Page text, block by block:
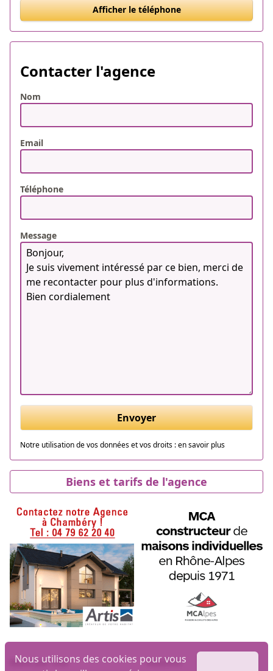
Afficher le téléphone
Contacter l'agence
Nom
Email
Téléphone
Message
Envoyer
Notre utilisation de vos données et vos droits :en savoir plus
Biens et tarifs de l'agence
Nous utilisons des cookies pour vous
Biens par ville Maisons